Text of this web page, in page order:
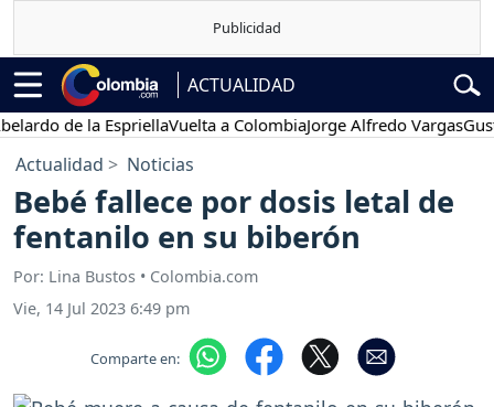
ACTUALIDAD
de la EspriellaVuelta a ColombiaJorge Alfredo Vargas
Actualidad Noticias
Bebé fallece por dosis letal de
fentanilo en su biberón
Por: Lina Bustos • Colombia.com
Vie, 14 Jul 2023 6:49 pm
Comparte en: